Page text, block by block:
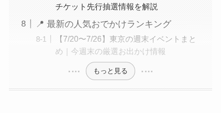
チケット先行抽選情報を解説
📍 最新の人気おでかけランキング
【7/20〜7/26】東京の週末イベントまと
め｜今週末の厳選お出かけ情報
もっと見る